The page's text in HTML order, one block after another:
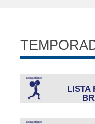
LISTA